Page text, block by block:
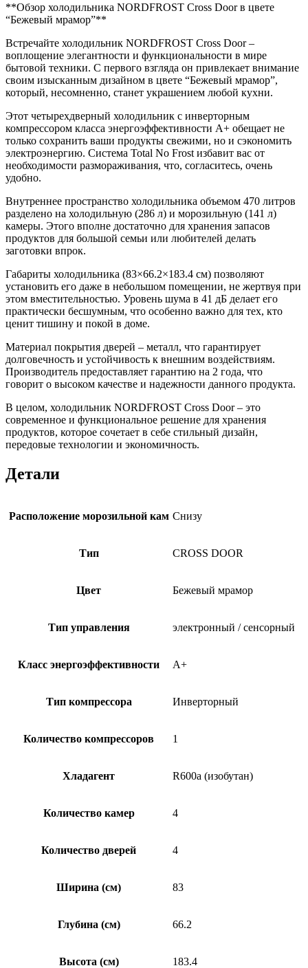
**Обзор холодильника NORDFROST Cross Door в цвете
“Бежевый мрамор”**
Встречайте холодильник NORDFROST Cross Door –
воплощение элегантности и функциональности в мире
бытовой техники. С первого взгляда он привлекает внимание
своим изысканным дизайном в цвете “Бежевый мрамор”,
который, несомненно, станет украшением любой кухни.
Этот четырехдверный холодильник с инверторным
компрессором класса энергоэффективности A+ обещает не
только сохранить ваши продукты свежими, но и сэкономить
электроэнергию. Система Total No Frost избавит вас от
необходимости размораживания, что, согласитесь, очень
удобно.
Внутреннее пространство холодильника объемом 470 литров
разделено на холодильную (286 л) и морозильную (141 л)
камеры. Этого вполне достаточно для хранения запасов
продуктов для большой семьи или любителей делать
заготовки впрок.
Габариты холодильника (83×66.2×183.4 см) позволяют
установить его даже в небольшом помещении, не жертвуя при
этом вместительностью. Уровень шума в 41 дБ делает его
практически бесшумным, что особенно важно для тех, кто
ценит тишину и покой в доме.
Материал покрытия дверей – металл, что гарантирует
долговечность и устойчивость к внешним воздействиям.
Производитель предоставляет гарантию на 2 года, что
говорит о высоком качестве и надежности данного продукта.
В целом, холодильник NORDFROST Cross Door – это
современное и функциональное решение для хранения
продуктов, которое сочетает в себе стильный дизайн,
передовые технологии и экономичность.
Детали
Расположение морозильной кам Снизу
Тип CROSS DOOR
Цвет Бежевый мрамор
Тип управления электронный / сенсорный
Класс энергоэффективности A+
Тип компрессора Инверторный
Количество компрессоров 1
Хладагент R600a (изобутан)
Количество камер 4
Количество дверей 4
Ширина (см) 83
Глубина (см) 66.2
Высота (см) 183.4